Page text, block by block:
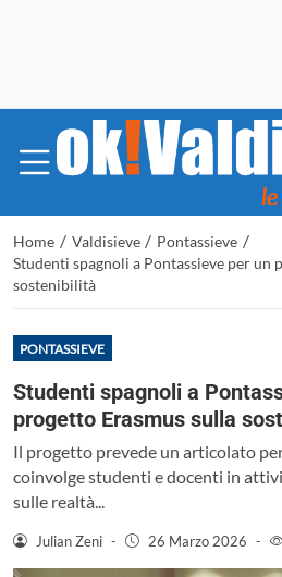
Home / Valdisieve / Pontassieve /
Studenti spagnoli a Pontassieve per un
sostenibilità
PONTASSIEVE
Studenti spagnoli a
progetto Erasmus sulla
Il progetto prevede un articolato
coinvolge studenti e docenti in
sulle realtà...
Julian Zeni - 26 Marzo 2026 -